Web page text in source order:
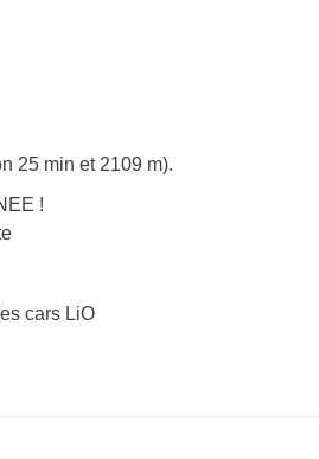
25 min et 2109 m).
!
cars LiO